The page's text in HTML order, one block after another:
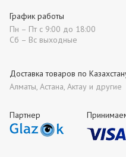
Партнер
Доставка товаров по
Алматы, Астана, Актау и другие
График работы
Пн – Пт с 9:00 до 18:00
Сб – Вс выходные